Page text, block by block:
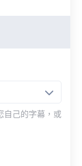
自己的字幕，或